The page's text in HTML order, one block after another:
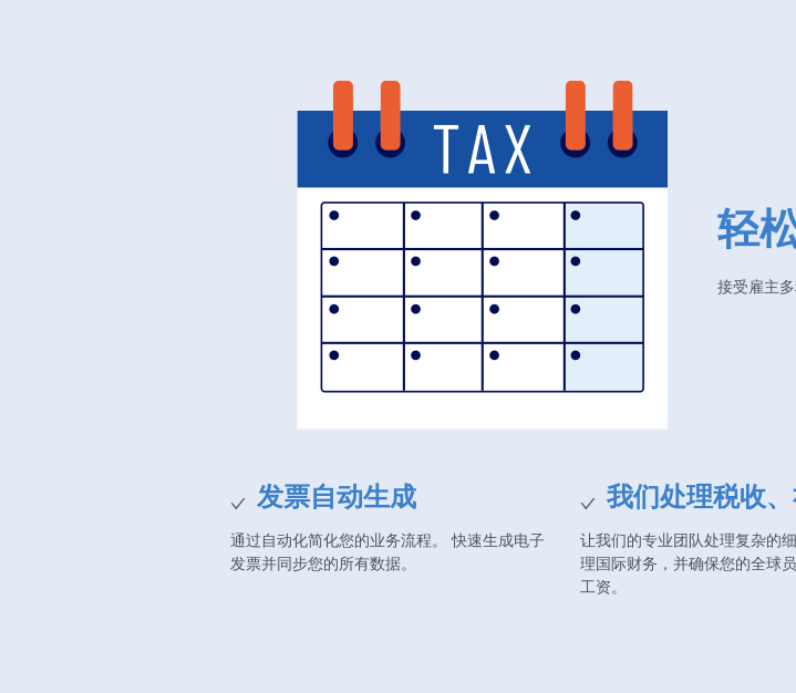
轻
接受雇主
发票自动生成
通过自动化简化您的业务流程。 快速生成电子
发票并同步您的所有数据。
我们处理税收
让我们的专业团队处理复杂的
理国际财务，并确保您的全球
工资。